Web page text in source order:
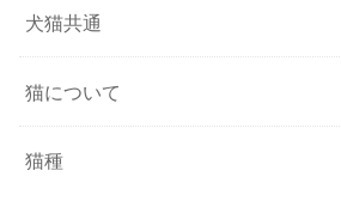
犬猫共通
猫について
猫種